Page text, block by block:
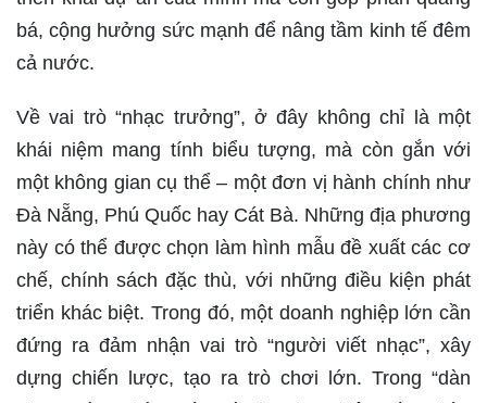
bá, cộng hưởng sức mạnh để nâng tầm kinh tế đêm
cả nước.
Về vai trò “nhạc trưởng”, ở đây không chỉ là một
khái niệm mang tính biểu tượng, mà còn gắn với
một không gian cụ thể – một đơn vị hành chính như
Đà Nẵng, Phú Quốc hay Cát Bà. Những địa phương
này có thể được chọn làm hình mẫu đề xuất các cơ
chế, chính sách đặc thù, với những điều kiện phát
triển khác biệt. Trong đó, một doanh nghiệp lớn cần
đứng ra đảm nhận vai trò “người viết nhạc”, xây
dựng chiến lược, tạo ra trò chơi lớn. Trong “dàn